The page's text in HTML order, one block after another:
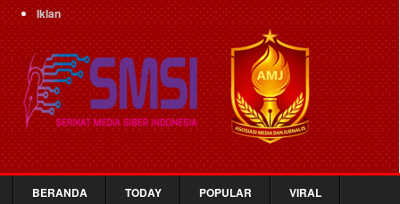
Iklan
BERANDA TODAY POPULAR VIRAL